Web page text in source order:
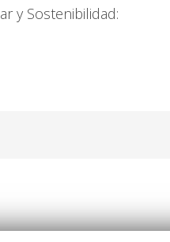
y Sostenibilidad: